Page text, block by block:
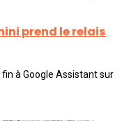
prend le relais
à Google Assistant sur